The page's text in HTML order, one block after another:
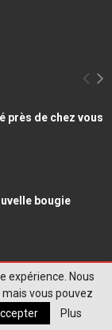
près de chez vous
bougie
du mois
?
expérience. Nous
vous pouvez
Plus